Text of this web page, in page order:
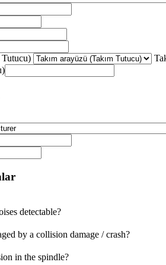
Tutucu)
detectable?
by a collision damage / crash?
in the spindle?